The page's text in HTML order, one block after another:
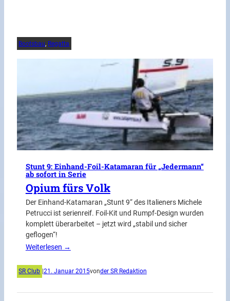
Bootsbau, Regatta
Stunt 9: Einhand-Foil-Katamaran für „Jedermann“
ab sofort in Serie
Opium fürs Volk
Der Einhand-Katamaran „Stunt 9“ des Italieners Michele
Petrucci ist serienreif. Foil-Kit und Rumpf-Design wurden
komplett überarbeitet – jetzt wird „stabil und sicher
geflogen“!
Weiterlesen →
SR Club 21. Januar 2015vonder SR Redaktion